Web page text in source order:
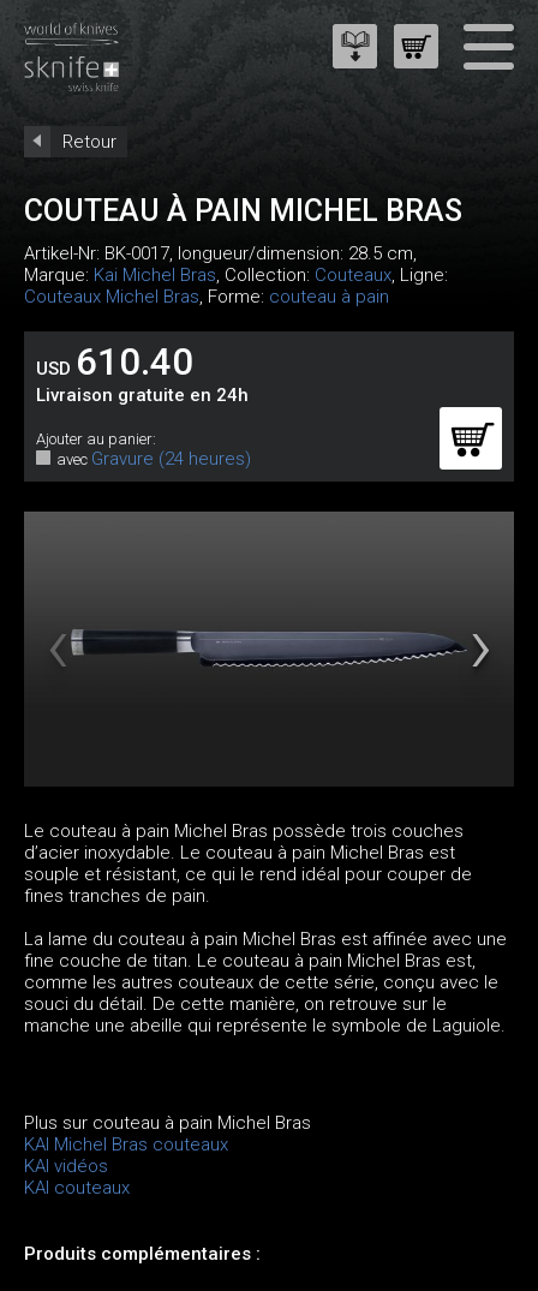
Retour
COUTEAU À PAIN MICHEL BRAS
Artikel-Nr: BK-0017, longueur/dimension: 28.5 cm,
Marque: Kai Michel Bras, Collection: Couteaux, Ligne:
Couteaux Michel Bras, Forme: couteau à pain
USD 610.40
Livraison gratuite en 24h
Ajouter au panier:
avec Gravure (24 heures)
Le couteau à pain Michel Bras possède trois couches
d’acier inoxydable. Le couteau à pain Michel Bras est
souple et résistant, ce qui le rend idéal pour couper de
fines tranches de pain.
La lame du couteau à pain Michel Bras est affinée avec une
fine couche de titan. Le couteau à pain Michel Bras est,
comme les autres couteaux de cette série, conçu avec le
souci du détail. De cette manière, on retrouve sur le
manche une abeille qui représente le symbole de Laguiole.
Plus sur couteau à pain Michel Bras
KAI Michel Bras couteaux
KAI vidéos
KAI couteaux
Produits complémentaires :